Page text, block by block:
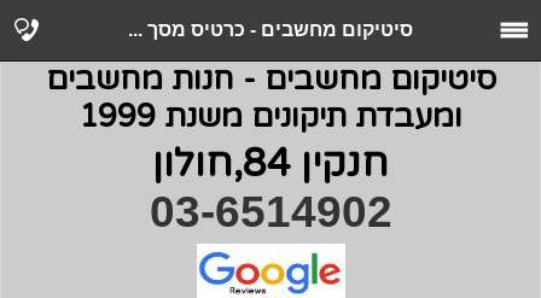
סיטיקום מחשבים - כרטיס מסך ...
סיטיקום מחשבים - חנות מחשבים
ומעבדת תיקונים משנת 1999
חנקין 84,חולון
03-6514902